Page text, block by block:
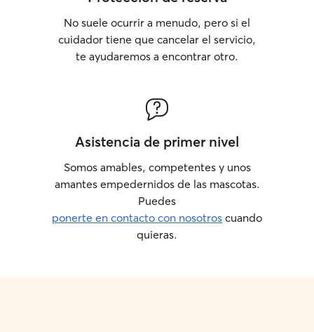
No suele ocurrir a menudo, pero si el
cuidador tiene que cancelar el servicio,
te ayudaremos a encontrar otro.
Asistencia de primer nivel
Somos amables, competentes y unos
amantes empedernidos de las mascotas.
Puedes
ponerte en contacto con nosotros cuando
quieras.